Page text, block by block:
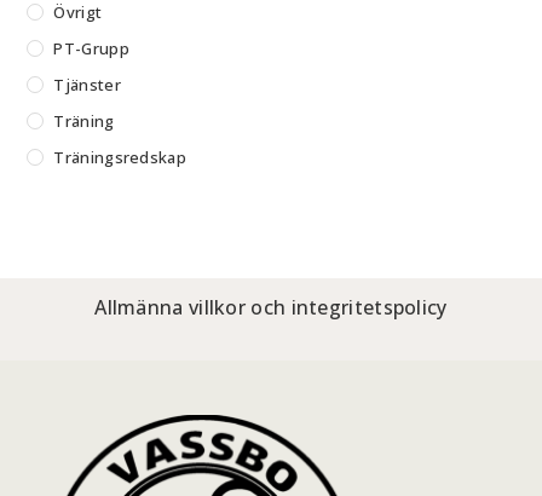
Övrigt
PT-Grupp
Tjänster
Träning
Träningsredskap
Allmänna villkor och integritetspolicy